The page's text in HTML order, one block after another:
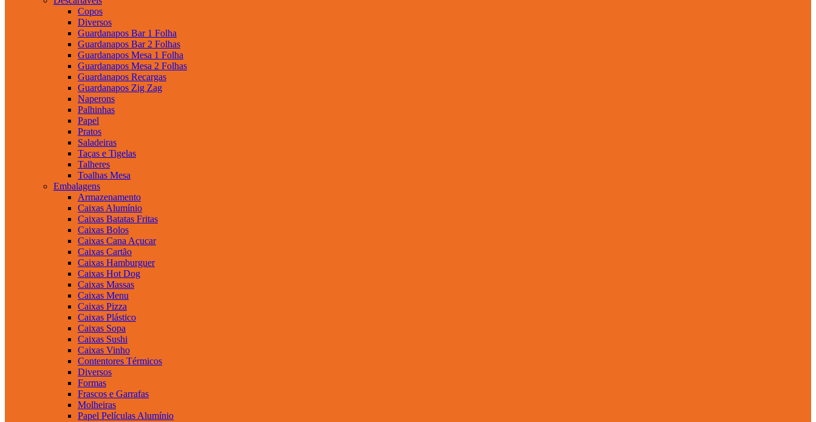
Copos
Diversos
Guardanapos Bar 1 Folha
Guardanapos Bar 2 Folhas
Guardanapos Mesa 1 Folha
Guardanapos Mesa 2 Folhas
Guardanapos Recargas
Guardanapos Zig Zag
Naperons
Palhinhas
Papel
Pratos
Saladeiras
Taças e Tigelas
Talheres
Toalhas Mesa
Embalagens
Armazenamento
Caixas Alumínio
Caixas Batatas Fritas
Caixas Bolos
Caixas Cana Açucar
Caixas Cartão
Caixas Hamburguer
Caixas Hot Dog
Caixas Massas
Caixas Menu
Caixas Pizza
Caixas Plástico
Caixas Sopa
Caixas Sushi
Caixas Vinho
Contentores Térmicos
Diversos
Formas
Frascos e Garrafas
Molheiras
Papel Películas Alumínio